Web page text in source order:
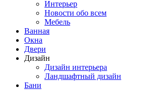
Интерьер
Новости обо всем
Мебель
Ванная
Окна
Двери
Дизайн
Дизайн интерьера
Ландшафтный дизайн
Бани